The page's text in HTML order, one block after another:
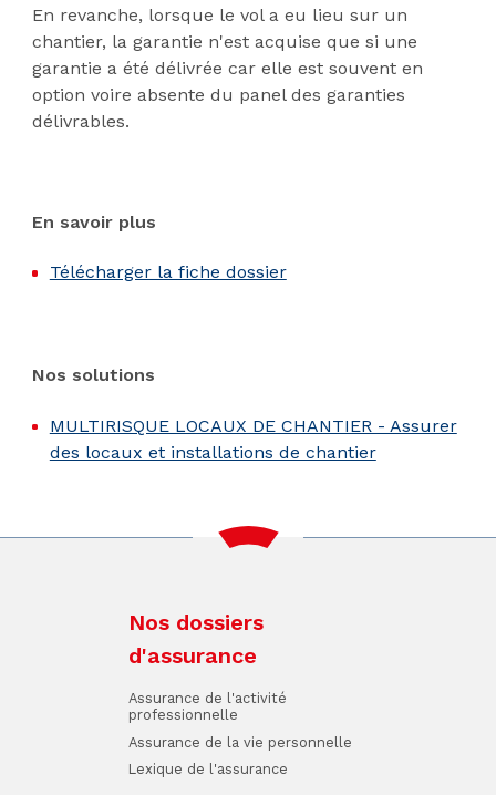
En revanche, lorsque le vol a eu lieu sur un
chantier, la garantie n'est acquise que si une
garantie a été délivrée car elle est souvent en
option voire absente du panel des garanties
délivrables.
En savoir plus
Télécharger la fiche dossier
Nos solutions
MULTIRISQUE LOCAUX DE CHANTIER - Assurer
des locaux et installations de chantier
Nos dossiers
d'assurance
Assurance de l'activité
professionnelle
Assurance de la vie personnelle
Lexique de l'assurance